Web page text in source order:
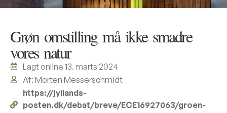
Grøn omstilling må ikke smadre
vores natur
Lagt online 13. marts 2024
Af: Morten Messerschmidt
https://jyllands-
posten.dk/debat/breve/ECE16927063/groen-